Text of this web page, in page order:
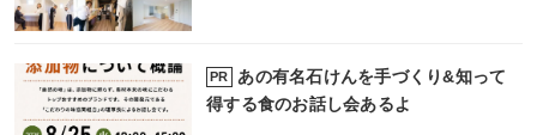
PR
あの有名石けんを手づくり&知って
得する食のお話し会あるよ